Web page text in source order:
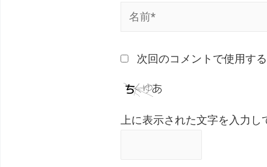
次回のコメントで使用す
上に表示された文字を入力し